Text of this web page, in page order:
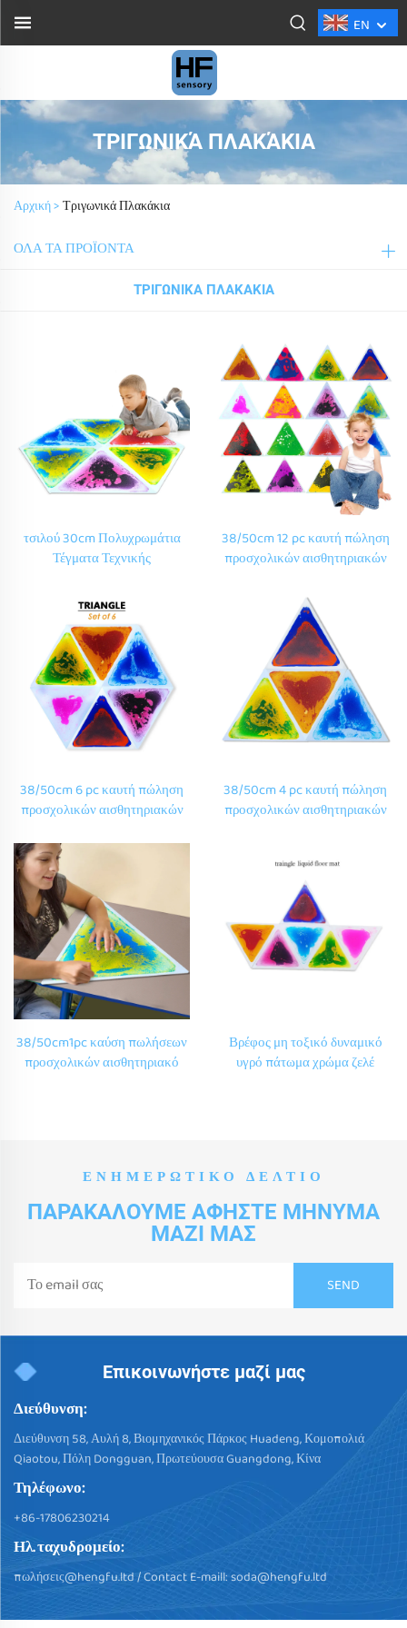
EN
ΤΡΙΓΩΝΙΚΆ ΠΛΑΚΆΚΙΑ
Αρχική >Τριγωνικά Πλακάκια
ΌΛΑ ΤΑ ΠΡΟΪΟΝΤΑ
ΤΡΙΓΩΝΙΚΆ ΠΛΑΚΆΚΙΑ
τσιλού 30cm Πολυχρωμάτια
Τέγματα Τεχνικής
Δωμάτιο Παιχνίδι Παιδικού
Ταπετσαρίου με Κοινωνική
Κοσμήτρια Τσιλού
Παραπάτημα για Αυτισμό
38/50cm 12 pc καυτή πώληση
προσχολικών αισθητηριακών
σχολική διακόσμηση
αισθητηριακά υγρό πλακάκια
στρώματα για Montessori
παιχνίδι
38/50cm 6 pc καυτή πώληση
προσχολικών αισθητηριακών
σχολική διακόσμηση
αισθητηριακά υγρό πλακάκια
στρώματα για Montessori
παιχνίδι
38/50cm 4 pc καυτή πώληση
προσχολικών αισθητηριακών
αισθητηριακά υγρό πλακάκια
στρώματα για Montessori
παιχνίδι
38/50cm1pc καύση πωλήσεων
προσχολικών αισθητηριακό
Βρέφος μη τοξικό δυναμικό
υγρό πάτωμα χρώμα ζελέ
ΕΝΗΜΕΡΩΤΙΚΌ ΔΕΛΤΊΟ
ΠΑΡΑΚΑΛΟΎΜΕ ΑΦΉΣΤΕ ΜΉΝΥΜΑ
ΜΑΖΊ ΜΑΣ
Επικοινωνήστε μαζί μας
Διεύθυνση:
Διεύθυνση 58, Αυλή 8, Βιομηχανικός Πάρκος Huadeng, Κομοπολιά
Qiaotou, Πόλη Dongguan, Πρωτεύουσα Guangdong, Κίνα
Τηλέφωνο:
+86-17806230214
Ηλ. ταχυδρομείο:
πωλήσεις@hengfu.ltd/ Contact E-maill:soda@hengfu.ltd